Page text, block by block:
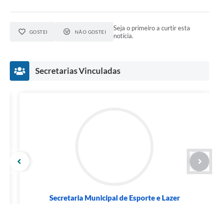
GOSTEI NÃO GOSTEI
Seja o primeiro a curtir esta
notícia.
Secretarias Vinculadas
Secretaria Municipal de Esporte e Lazer